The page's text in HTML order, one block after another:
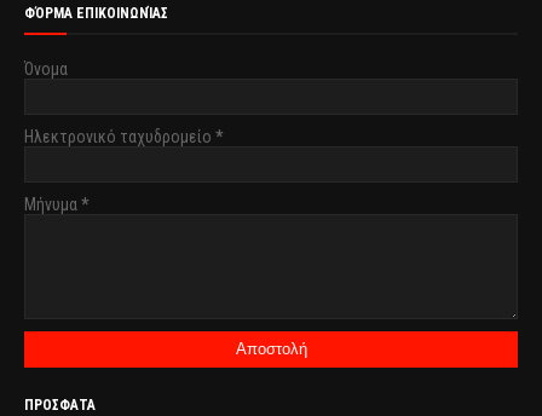
ΦΌΡΜΑ ΕΠΙΚΟΙΝΩΝΊΑΣ
Όνομα
Ηλεκτρονικό ταχυδρομείο *
Μήνυμα*
ΠΡΟΣΦΑΤΑ